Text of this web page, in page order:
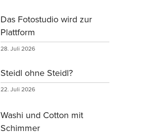
Das Fotostudio wird zur
Plattform
28. Juli 2026
Steidl ohne Steidl?
22. Juli 2026
Washi und Cotton mit
Schimmer